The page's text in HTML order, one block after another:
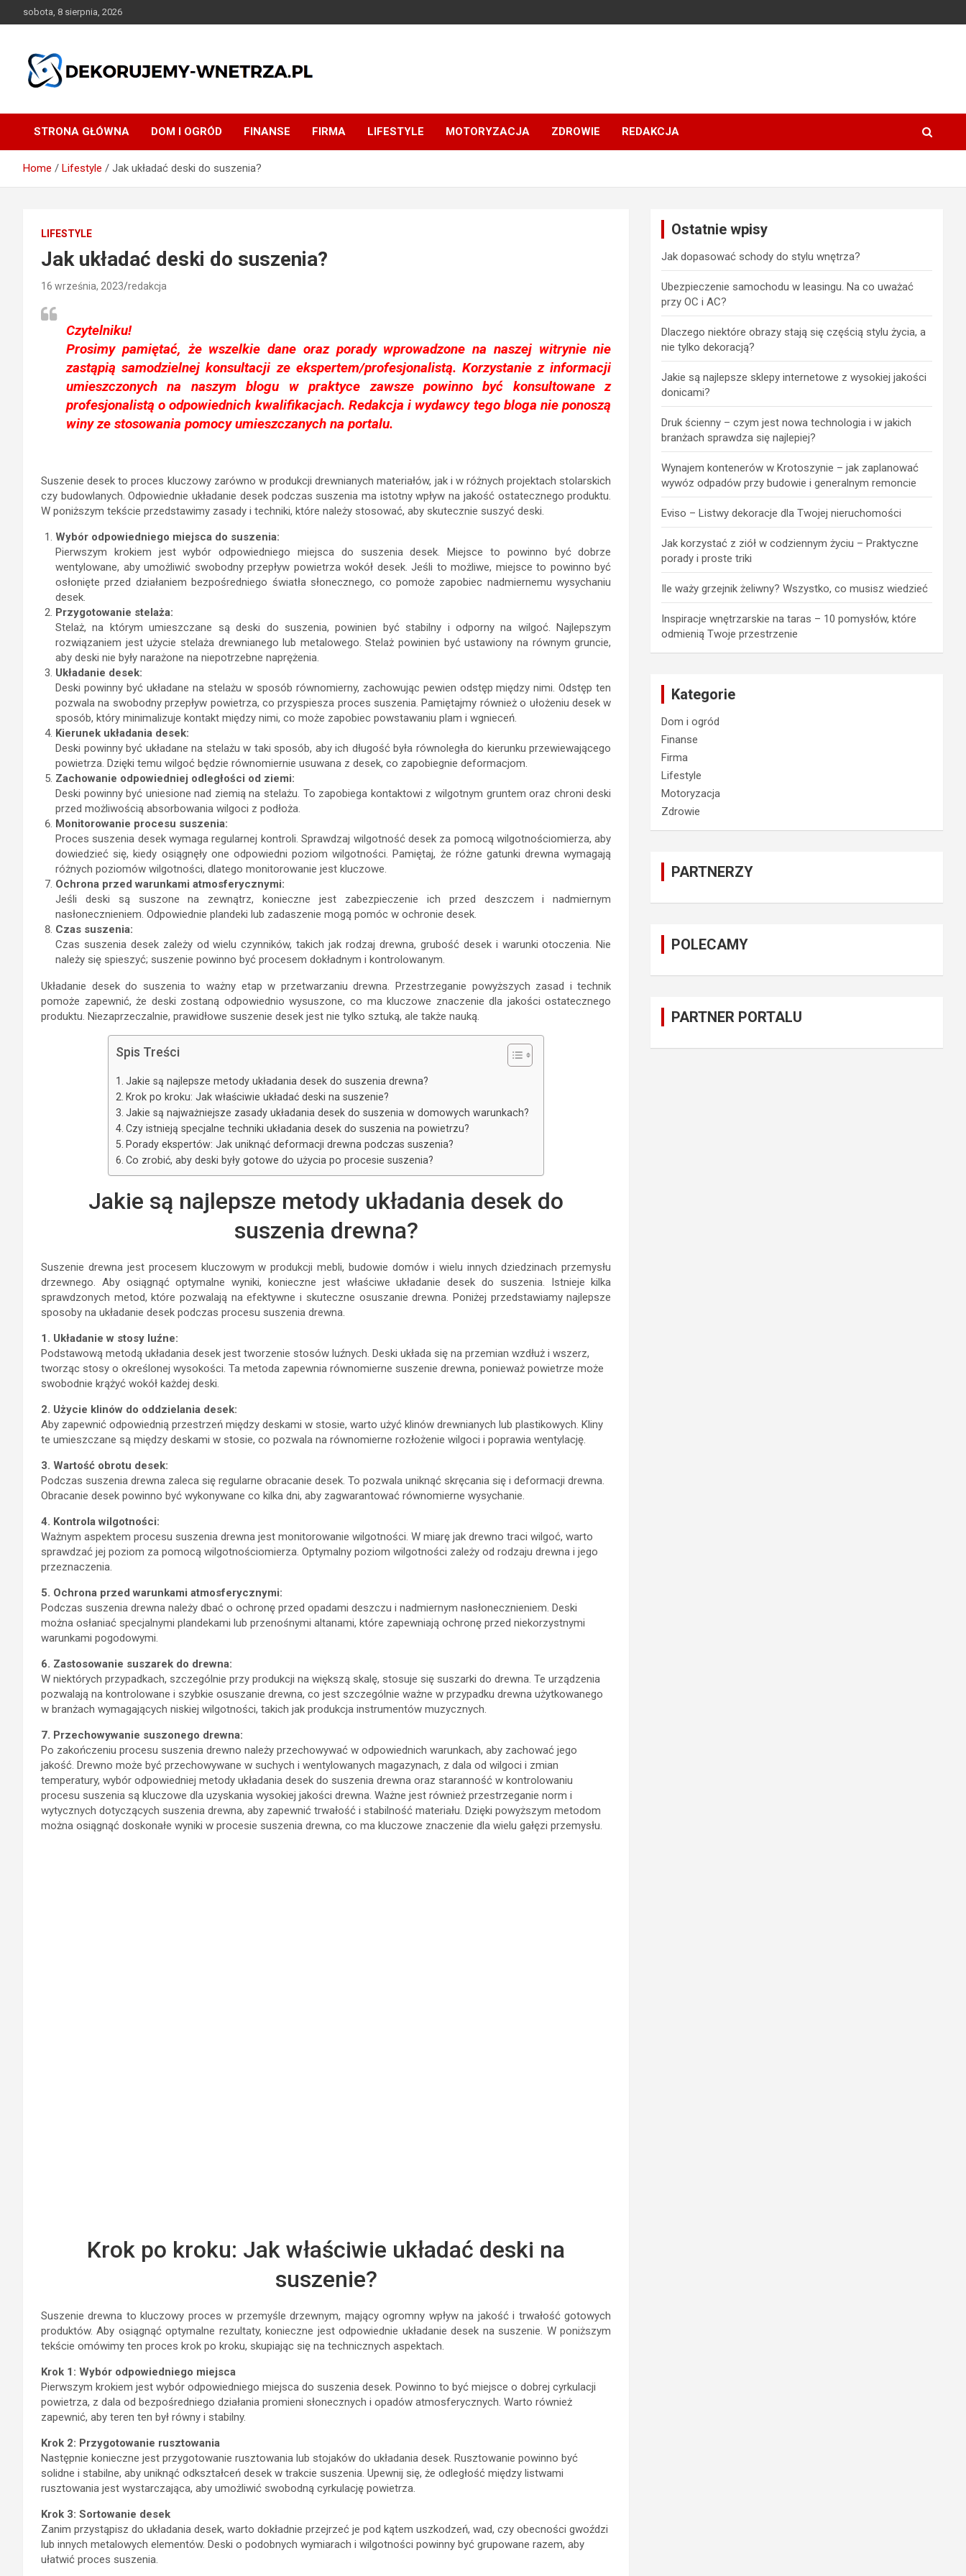
to
sobota, 8 sierpnia, 2026
dekorujemy-wnetrza.pl
STRONA GŁÓWNA DOM I OGRÓD FINANSE FIRMA LIFESTYLE MOTORYZACJA ZDROWIE REDAKCJA
Home Lifestyle Jak układać deski do suszenia?
LIFESTYLE
Jak układać deski do suszenia?
16 września, 2023 redakcja
Czytelniku!
Prosimy pamiętać, że wszelkie dane oraz porady wprowadzone na naszej witrynie nie
zastąpią samodzielnej konsultacji ze ekspertem/profesjonalistą. Korzystanie z informacji
umieszczonych na naszym blogu w praktyce zawsze powinno być konsultowane z
profesjonalistą o odpowiednich kwalifikacjach. Redakcja i wydawcy tego bloga nie ponoszą
winy ze stosowania pomocy umieszczanych na portalu.
Suszenie desek to proces kluczowy zarówno w produkcji drewnianych materiałów, jak i w różnych projektach stolarskich
czy budowlanych. Odpowiednie układanie desek podczas suszenia ma istotny wpływ na jakość ostatecznego produktu.
W poniższym tekście przedstawimy zasady i techniki, które należy stosować, aby skutecznie suszyć deski.
Wybór odpowiedniego miejsca do suszenia:
Pierwszym krokiem jest wybór odpowiedniego miejsca do suszenia desek. Miejsce to powinno być dobrze
wentylowane, aby umożliwić swobodny przepływ powietrza wokół desek. Jeśli to możliwe, miejsce to powinno być
osłonięte przed działaniem bezpośredniego światła słonecznego, co pomoże zapobiec nadmiernemu wysychaniu
desek.
Przygotowanie stelaża:
Stelaż, na którym umieszczane są deski do suszenia, powinien być stabilny i odporny na wilgoć. Najlepszym
rozwiązaniem jest użycie stelaża drewnianego lub metalowego. Stelaż powinien być ustawiony na równym gruncie,
aby deski nie były narażone na niepotrzebne naprężenia.
Układanie desek:
Deski powinny być układane na stelażu w sposób równomierny, zachowując pewien odstęp między nimi. Odstęp ten
pozwala na swobodny przepływ powietrza, co przyspiesza proces suszenia. Pamiętajmy również o ułożeniu desek w
sposób, który minimalizuje kontakt między nimi, co może zapobiec powstawaniu plam i wgnieceń.
Kierunek układania desek:
Deski powinny być układane na stelażu w taki sposób, aby ich długość była równoległa do kierunku przewiewającego
powietrza. Dzięki temu wilgoć będzie równomiernie usuwana z desek, co zapobiegnie deformacjom.
Zachowanie odpowiedniej odległości od ziemi:
Deski powinny być uniesione nad ziemią na stelażu. To zapobiega kontaktowi z wilgotnym gruntem oraz chroni deski
przed możliwością absorbowania wilgoci z podłoża.
Monitorowanie procesu suszenia:
Proces suszenia desek wymaga regularnej kontroli. Sprawdzaj wilgotność desek za pomocą wilgotnościomierza, aby
dowiedzieć się, kiedy osiągnęły one odpowiedni poziom wilgotności. Pamiętaj, że różne gatunki drewna wymagają
różnych poziomów wilgotności, dlatego monitorowanie jest kluczowe.
Ochrona przed warunkami atmosferycznymi:
Jeśli deski są suszone na zewnątrz, konieczne jest zabezpieczenie ich przed deszczem i nadmiernym
nasłonecznieniem. Odpowiednie plandeki lub zadaszenie mogą pomóc w ochronie desek.
Czas suszenia:
Czas suszenia desek zależy od wielu czynników, takich jak rodzaj drewna, grubość desek i warunki otoczenia. Nie
należy się spieszyć; suszenie powinno być procesem dokładnym i kontrolowanym.
Układanie desek do suszenia to ważny etap w przetwarzaniu drewna. Przestrzeganie powyższych zasad i technik
pomoże zapewnić, że deski zostaną odpowiednio wysuszone, co ma kluczowe znaczenie dla jakości ostatecznego
produktu. Niezaprzeczalnie, prawidłowe suszenie desek jest nie tylko sztuką, ale także nauką.
Spis Treści
Jakie są najlepsze metody układania desek do suszenia drewna?
Krok po kroku: Jak właściwie układać deski na suszenie?
Jakie są najważniejsze zasady układania desek do suszenia w domowych warunkach?
Czy istnieją specjalne techniki układania desek do suszenia na powietrzu?
Porady ekspertów: Jak uniknąć deformacji drewna podczas suszenia?
Co zrobić, aby deski były gotowe do użycia po procesie suszenia?
Jakie są najlepsze metody układania desek do
suszenia drewna?
Suszenie drewna jest procesem kluczowym w produkcji mebli, budowie domów i wielu innych dziedzinach przemysłu
drzewnego. Aby osiągnąć optymalne wyniki, konieczne jest właściwe układanie desek do suszenia. Istnieje kilka
sprawdzonych metod, które pozwalają na efektywne i skuteczne osuszanie drewna. Poniżej przedstawiamy najlepsze
sposoby na układanie desek podczas procesu suszenia drewna.
1. Układanie w stosy luźne:
Podstawową metodą układania desek jest tworzenie stosów luźnych. Deski układa się na przemian wzdłuż i wszerz,
tworząc stosy o określonej wysokości. Ta metoda zapewnia równomierne suszenie drewna, ponieważ powietrze może
swobodnie krążyć wokół każdej deski.
2. Użycie klinów do oddzielania desek:
Aby zapewnić odpowiednią przestrzeń między deskami w stosie, warto użyć klinów drewnianych lub plastikowych. Kliny
te umieszczane są między deskami w stosie, co pozwala na równomierne rozłożenie wilgoci i poprawia wentylację.
3. Wartość obrotu desek:
Podczas suszenia drewna zaleca się regularne obracanie desek. To pozwala uniknąć skręcania się i deformacji drewna.
Obracanie desek powinno być wykonywane co kilka dni, aby zagwarantować równomierne wysychanie.
4. Kontrola wilgotności:
Ważnym aspektem procesu suszenia drewna jest monitorowanie wilgotności. W miarę jak drewno traci wilgoć, warto
sprawdzać jej poziom za pomocą wilgotnościomierza. Optymalny poziom wilgotności zależy od rodzaju drewna i jego
przeznaczenia.
5. Ochrona przed warunkami atmosferycznymi:
Podczas suszenia drewna należy dbać o ochronę przed opadami deszczu i nadmiernym nasłonecznieniem. Deski
można osłaniać specjalnymi plandekami lub przenośnymi altanami, które zapewniają ochronę przed niekorzystnymi
warunkami pogodowymi.
6. Zastosowanie suszarek do drewna:
W niektórych przypadkach, szczególnie przy produkcji na większą skalę, stosuje się suszarki do drewna. Te urządzenia
pozwalają na kontrolowane i szybkie osuszanie drewna, co jest szczególnie ważne w przypadku drewna użytkowanego
w branżach wymagających niskiej wilgotności, takich jak produkcja instrumentów muzycznych.
7. Przechowywanie suszonego drewna:
Po zakończeniu procesu suszenia drewno należy przechowywać w odpowiednich warunkach, aby zachować jego
jakość. Drewno może być przechowywane w suchych i wentylowanych magazynach, z dala od wilgoci i zmian
temperatury, wybór odpowiedniej metody układania desek do suszenia drewna oraz staranność w kontrolowaniu
procesu suszenia są kluczowe dla uzyskania wysokiej jakości drewna. Ważne jest również przestrzeganie norm i
wytycznych dotyczących suszenia drewna, aby zapewnić trwałość i stabilność materiału. Dzięki powyższym metodom
można osiągnąć doskonałe wyniki w procesie suszenia drewna, co ma kluczowe znaczenie dla wielu gałęzi przemysłu.
Krok po kroku: Jak właściwie układać deski na
suszenie?
Suszenie drewna to kluczowy proces w przemyśle drzewnym, mający ogromny wpływ na jakość i trwałość gotowych
produktów. Aby osiągnąć optymalne rezultaty, konieczne jest odpowiednie układanie desek na suszenie. W poniższym
tekście omówimy ten proces krok po kroku, skupiając się na technicznych aspektach.
Krok 1: Wybór odpowiedniego miejsca
Pierwszym krokiem jest wybór odpowiedniego miejsca do suszenia desek. Powinno to być miejsce o dobrej cyrkulacji
powietrza, z dala od bezpośredniego działania promieni słonecznych i opadów atmosferycznych. Warto również
zapewnić, aby teren ten był równy i stabilny.
Krok 2: Przygotowanie rusztowania
Następnie konieczne jest przygotowanie rusztowania lub stojaków do układania desek. Rusztowanie powinno być
solidne i stabilne, aby uniknąć odkształceń desek w trakcie suszenia. Upewnij się, że odległość między listwami
rusztowania jest wystarczająca, aby umożliwić swobodną cyrkulację powietrza.
Krok 3: Sortowanie desek
Zanim przystąpisz do układania desek, warto dokładnie przejrzeć je pod kątem uszkodzeń, wad, czy obecności gwoździ
lub innych metalowych elementów. Deski o podobnych wymiarach i wilgotności powinny być grupowane razem, aby
ułatwić proces suszenia.
Ostatnie wpisy
Jak dopasować schody do stylu wnętrza?
Ubezpieczenie samochodu w leasingu. Na co uważać
przy OC i AC?
Dlaczego niektóre obrazy stają się częścią stylu życia, a
nie tylko dekoracją?
Jakie są najlepsze sklepy internetowe z wysokiej jakości
donicami?
Druk ścienny – czym jest nowa technologia i w jakich
branżach sprawdza się najlepiej?
Wynajem kontenerów w Krotoszynie – jak zaplanować
wywóz odpadów przy budowie i generalnym remoncie
Eviso – Listwy dekoracje dla Twojej nieruchomości
Jak korzystać z ziół w codziennym życiu – Praktyczne
porady i proste triki
Ile waży grzejnik żeliwny? Wszystko, co musisz wiedzieć
Inspiracje wnętrzarskie na taras – 10 pomysłów, które
odmienią Twoje przestrzenie
Kategorie
Dom i ogród
Finanse
Firma
Lifestyle
Motoryzacja
Zdrowie
PARTNERZY
POLECAMY
PARTNER PORTALU